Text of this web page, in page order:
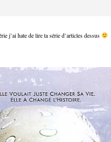
j’ai hate de lire ta série d’articles dessus